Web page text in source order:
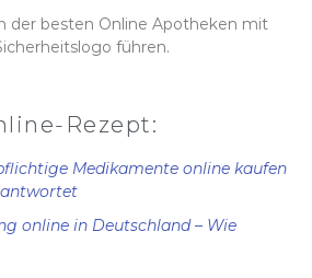
der besten Online Apotheken mit
führen.
Rezept:
Medikamente online kaufen
online in Deutschland – Wie